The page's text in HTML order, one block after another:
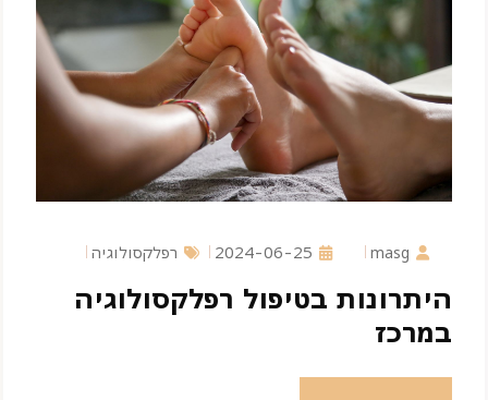
masg
2024-06-25 רפלקסולוגיה
היתרונות בטיפול רפלקסולוגיה
במרכז